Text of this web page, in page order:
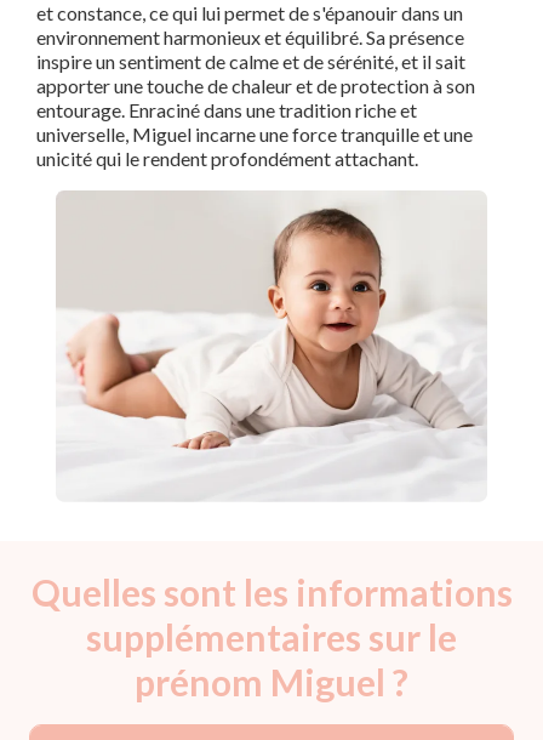
et constance, ce qui lui permet de s'épanouir dans un
environnement harmonieux et équilibré. Sa présence
inspire un sentiment de calme et de sérénité, et il sait
apporter une touche de chaleur et de protection à son
entourage. Enraciné dans une tradition riche et
universelle, Miguel incarne une force tranquille et une
unicité qui le rendent profondément attachant.
Quelles sont les informations
supplémentaires sur le
prénom Miguel ?